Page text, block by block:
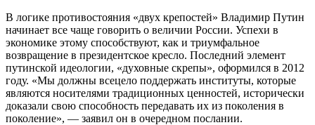
В логике противостояния «двух крепостей» Владимир Путин
начинает все чаще говорить о величии России. Успехи в
экономике этому способствуют, как и триумфальное
возвращение в президентское кресло. Последний элемент
путинской идеологии, «духовные скрепы», оформился в 2012
году. «Мы должны всецело поддержать институты, которые
являются носителями традиционных ценностей, исторически
доказали свою способность передавать их из поколения в
поколение», — заявил он в очередном послании.